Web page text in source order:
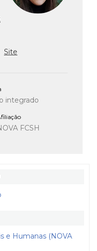
Site
integrado
FCSH
e Humanas (NOVA